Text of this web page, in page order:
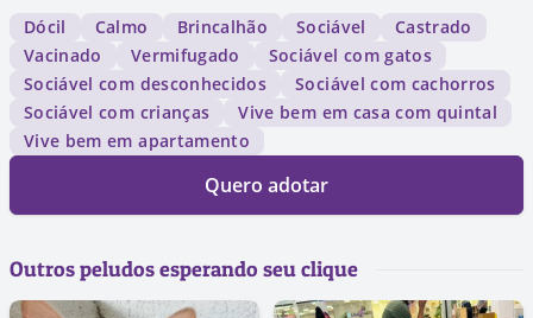
Dócil Calmo Brincalhão Sociável
Castrado
Vacinado
Vermifugado
Sociável com gatos
Sociável com desconhecidos
Sociável com cachorros
Sociável com crianças
Vive bem em casa com quintal
Vive bem em apartamento
Quero adotar
Outros peludos esperando seu clique